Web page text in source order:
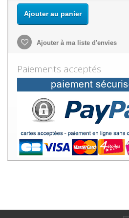
Ajouter au panier
Ajouter à ma liste d'envies
Paiements acceptés